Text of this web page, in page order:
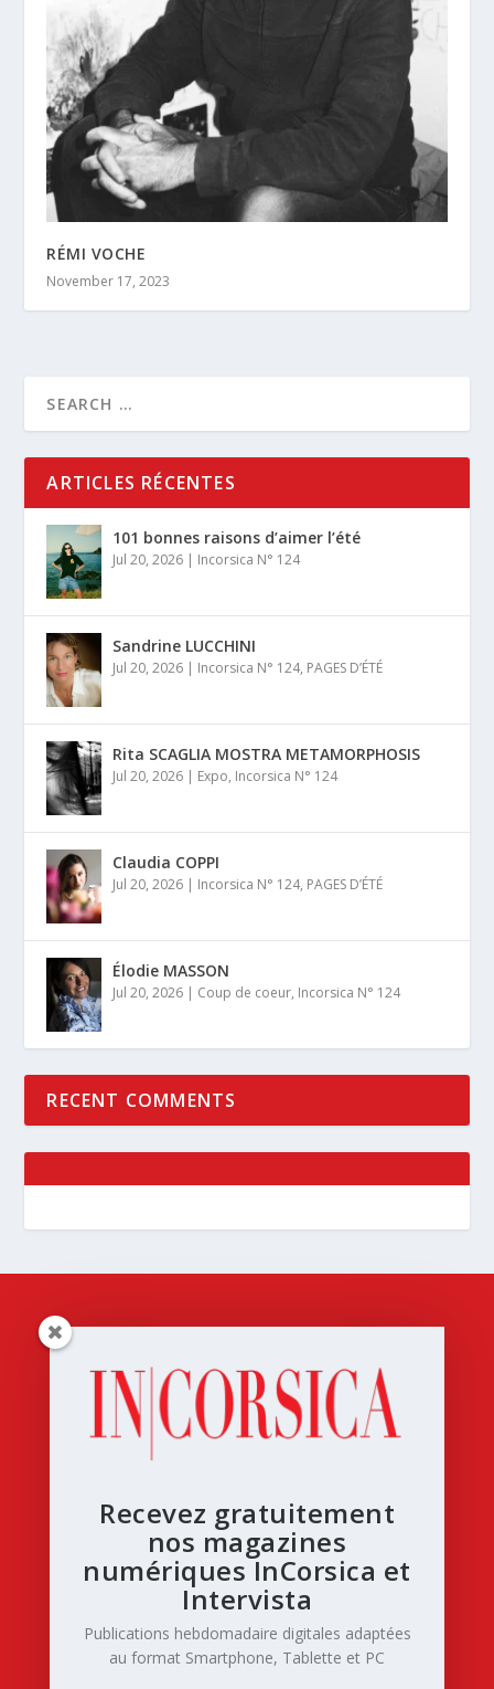
RÉMI VOCHE
November 17, 2023
ARTICLES RÉCENTES
101 bonnes raisons d’aimer l’été
Jul 20, 2026 | Incorsica N° 124
Sandrine LUCCHINI
Jul 20, 2026 | Incorsica N° 124, PAGES D’ÉTÉ
Rita SCAGLIA MOSTRA METAMORPHOSIS
Jul 20, 2026 | Expo, Incorsica N° 124
Claudia COPPI
Jul 20, 2026 | Incorsica N° 124, PAGES D’ÉTÉ
Élodie MASSON
Jul 20, 2026 | Coup de coeur, Incorsica N° 124
RECENT COMMENTS
Recevez gratuitement
nos magazines
numériques InCorsica et
Intervista
Publications hebdomadaire digitales adaptées
au format Smartphone, Tablette et PC